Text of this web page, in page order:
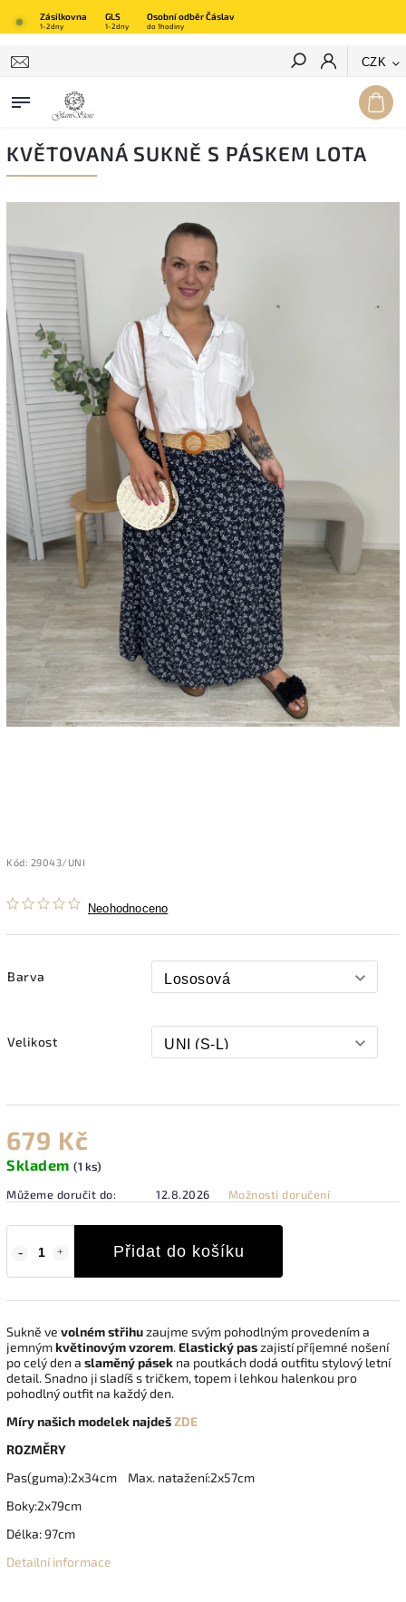
Zásilkovna GLS Osobní odběr Čáslav
1-2dny 1-2dny do 1hodiny
CZK
Hledat
KVĚTOVANÁ SUKNĚ S PÁSKEM LOTA
Kód: 29043/UNI
Neohodnoceno
Barva
Velikost
679 Kč
Skladem (1 ks)
Můžeme doručit do:
12.8.2026 Možnosti doručení
Přidat do košíku
Sukně ve volném střihuzaujme svým pohodlným provedením a
jemnýmkvětinovým vzorem.Elastický paszajistí příjemné nošení
po celý den a slaměný pásek na poutkách dodá outfitu stylový letní
detail. Snadno ji sladíš s tričkem, topem i lehkou halenkou pro
pohodlný outfit na každý den.
Míry našich modelek najdešZDE
ROZMĚRY
Pas(guma):2x34cm Max. natažení:2x57cm
Boky:2x79cm
Délka: 97cm
Detailní informace